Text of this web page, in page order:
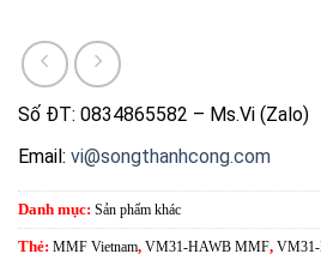
Số ĐT: 0834865582 – Ms.Vi (Zalo)
Email: vi@songthanhcong.com
Danh mục: Sản phẩm khác
Thẻ: MMF Vietnam, VM31-HAWB MMF,